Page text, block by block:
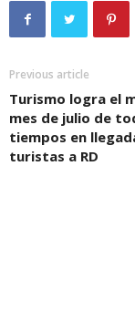
Previous article
Turismo logra el
mes de julio de
tiempos en
turistas a RD